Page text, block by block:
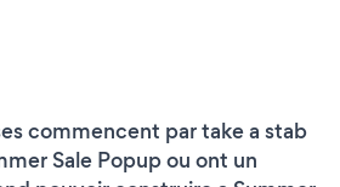
commencent par take a stab
Sale Popup ou ont un